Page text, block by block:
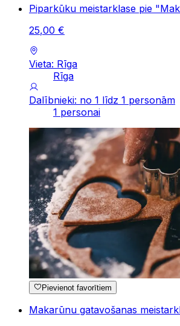
Piparkūku meistarklase pie
25,00 €
Vieta: Rīga
Rīga
Dalībnieki: no 1 līdz 1 personām
1 personai
Pievienot favorītiem
Makarūnu gatavošanas